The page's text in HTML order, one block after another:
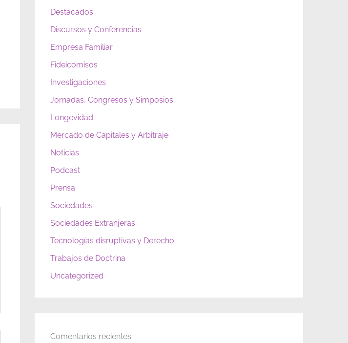
Destacados
Discursos y Conferencias
Empresa Familiar
Fideicomisos
Investigaciones
Jornadas, Congresos y Simposios
Longevidad
Mercado de Capitales y Arbitraje
Noticias
Podcast
Prensa
Sociedades
Sociedades Extranjeras
Tecnologías disruptivas y Derecho
Trabajos de Doctrina
Uncategorized
Comentarios recientes